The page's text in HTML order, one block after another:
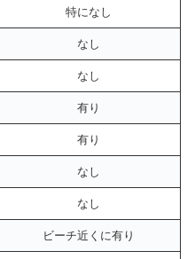
特になし
なし
なし
有り
有り
なし
なし
ビーチ近くに有り